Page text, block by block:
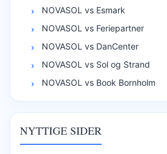
NOVASOL vs Esmark
NOVASOL vs Feriepartner
NOVASOL vs DanCenter
NOVASOL vs Sol og Strand
NOVASOL vs Book Bornholm
NYTTIGE SIDER